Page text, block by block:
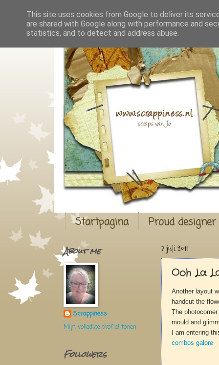
Startpagina Proud
7 juli 2011
Ooh La
Another layout
handcut the
The
mould and
I am entering
combos galore
About me
Scrappiness
Mijn volledige profiel tonen
Followers
This site uses cookies from Google to deliver its
are shared with Google along with performance and
statistics, and to detect and address abuse.